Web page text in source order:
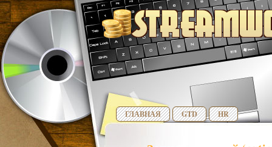
ГЛАВНАЯ GTD HR